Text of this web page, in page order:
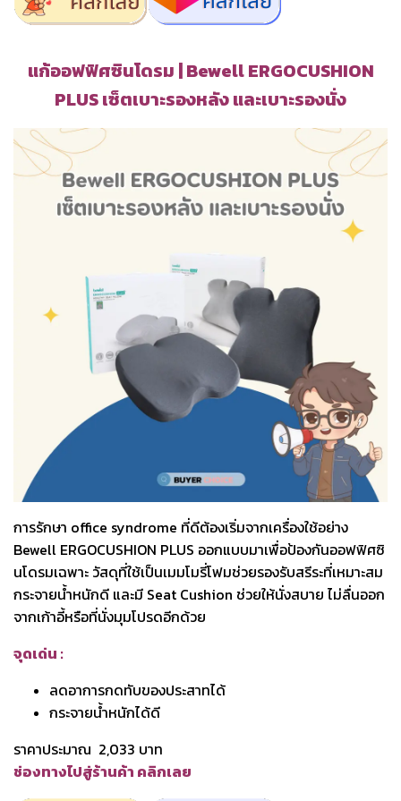
แก้ออฟฟิศซินโดรม | Bewell ERGOCUSHION
PLUS เซ็ตเบาะรองหลัง และเบาะรองนั่ง
การรักษา office syndrome ที่ดีต้องเริ่มจากเครื่องใช้อย่าง
Bewell ERGOCUSHION PLUS ออกแบบมาเพื่อป้องกันออฟฟิศซิ
นโดรมเฉพาะ วัสดุที่ใช้เป็นเมมโมรี่โฟมช่วยรองรับสรีระที่เหมาะสม
กระจายน้ำหนักดี และมี Seat Cushion ช่วยให้นั่งสบาย ไม่ลื่นออก
จากเก้าอี้หรือที่นั่งมุมโปรดอีกด้วย
จุดเด่น :
ลดอาการกดทับของประสาทได้
กระจายน้ำหนักได้ดี
ราคาประมาณ 2,033 บาท
ช่องทางไปสู่ร้านค้า คลิกเลย